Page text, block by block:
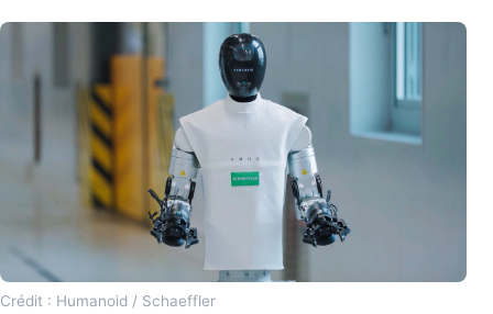
Crédit : Humanoid / Schaeffler